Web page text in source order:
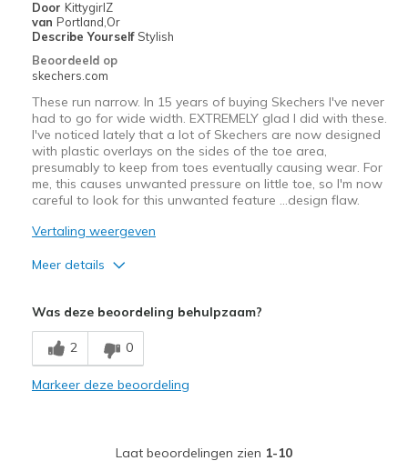
Travel
Width
Sizing
View On Shoes
Shoes are for Wearing
Door KittygirlZ
van Portland,Or
Describe Yourself Stylish
Beoordeeld op
skechers.com
These run narrow. In 15 years of buying Skechers I've never
had to go for wide width. EXTREMELY glad I did with these.
I've noticed lately that a lot of Skechers are now designed
with plastic overlays on the sides of the toe area,
presumably to keep from toes eventually causing wear. For
me, this causes unwanted pressure on little toe, so I'm now
careful to look for this unwanted feature …design flaw.
Vertaling weergeven
Meer details
Sizing
Feels true to size
View On Shoes
Was deze beoordeling behulpzaam?
2 0
Markeer deze beoordeling
Laat beoordelingen zien 1-10